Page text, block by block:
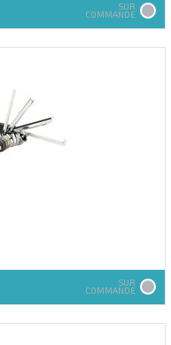
SUR
COMMANDE
SUR
COMMANDE